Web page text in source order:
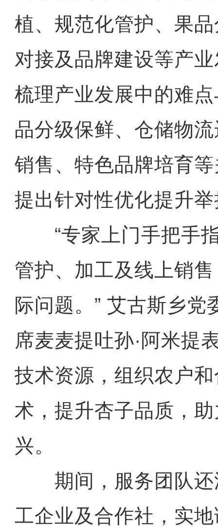
植、规范化管护、果
对接及品牌建设等产
梳理产业发展中的难
品分级保鲜、仓储物
销售、特色品牌培育
提出针对性优化提升
“专家上门手把手指
管护、加工及线上销
际问题。” 艾古斯乡党
席麦麦提吐孙·阿米提
技术资源，组织农户
术，提升杏子品质，
兴。
期间，服务团队还
工企业及合作社，实